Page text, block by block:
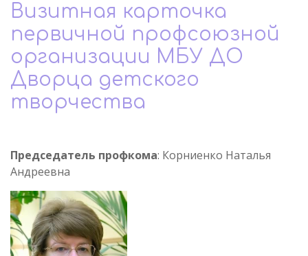
Визитная карточка
первичной профсоюзной
организации МБУ ДО
Дворца детского
творчества
Председатель профкома: Корниенко Наталья
Андреевна